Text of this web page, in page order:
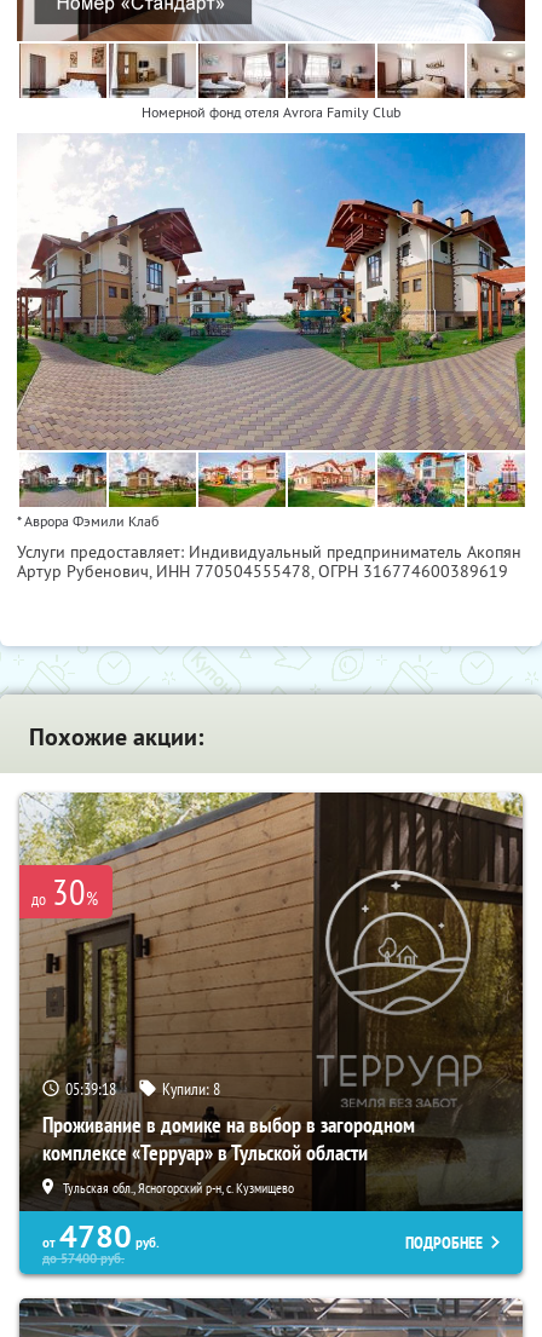
Номерной фонд отеля Avrora Family Club
* Аврора Фэмили Клаб
Услуги предоставляет: Индивидуальный предприниматель Акопян
Артур Рубенович, ИНН 770504555478, ОГРН 316774600389619
Похожие акции:
до 30%
05:39:17 Купили:8
Проживание в домике на выбор в загородном
комплексе «Терруар» в Тульской области
Тульская обл., Ясногорский р-н, с. Кузмищево
от 4780 руб.
до57400руб.
ПОДРОБНЕЕ